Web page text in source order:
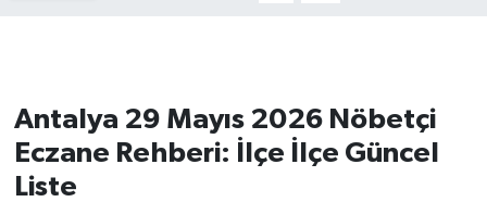
Antalya 29 Mayıs 2026 Nöbetçi
Eczane Rehberi: İlçe İlçe Güncel
Liste